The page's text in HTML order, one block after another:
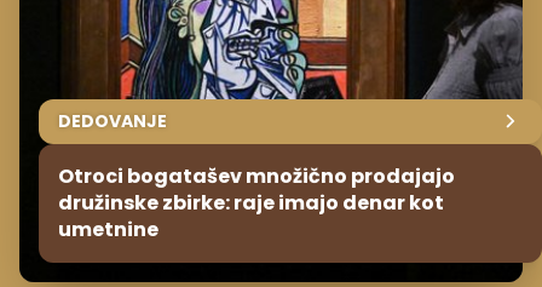
DEDOVANJE
Otroci bogatašev množično prodajajo
družinske zbirke: raje imajo denar kot
umetnine